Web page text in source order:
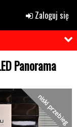
Zaloguj się
Panorama
niski przebieg